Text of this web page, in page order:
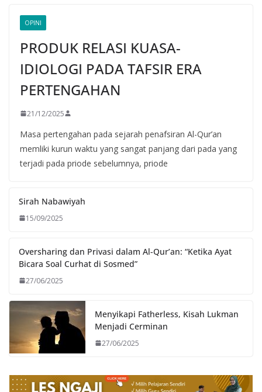
OPINI
PRODUK RELASI KUASA-
IDIOLOGI PADA TAFSIR ERA
PERTENGAHAN
21/12/2025
Masa pertengahan pada sejarah penafsiran Al-Qur’an
memliki kurun waktu yang sangat panjang dari pada yang
terjadi pada priode sebelumnya, priode
Sirah Nabawiyah
15/09/2025
Oversharing dan Privasi dalam Al-Qur’an: “Ketika Ayat
Bicara Soal Curhat di Sosmed”
27/06/2025
Menyikapi Fatherless, Kisah Lukman
Menjadi Cerminan
27/06/2025